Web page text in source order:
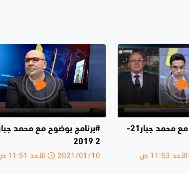
#برنامج بوضوح مع محمد جبار21-
2 2019
2021/01/10 الأحد 11:51 ص